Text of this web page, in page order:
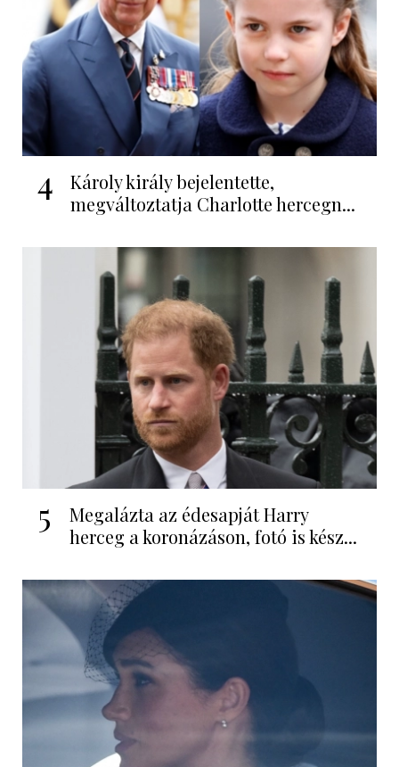
4
Károly király bejelentette,
megváltoztatja Charlotte hercegn...
5
Megalázta az édesapját Harry
herceg a koronázáson, fotó is kész...